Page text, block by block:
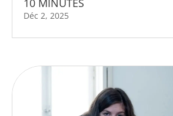
10 MINUTES
Déc 2, 2025